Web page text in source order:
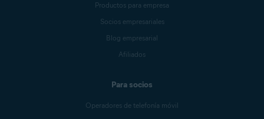
Productos para empresa
Socios empresariales
Blog empresarial
Afiliados
Para socios
Operadores de telefonía móvil